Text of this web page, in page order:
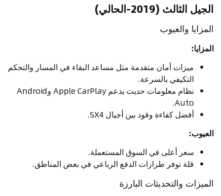
الجيل الثالث (2019-الحالي)
المزايا والعيوب
المزايا:
ميزات أمان متقدمة مثل مساعد البقاء في المسار والتحكم
التكيفي بالسرعة.
نظام معلومات حديث يدعم Apple CarPlay وAndroid
Auto.
أفضل كفاءة وقود بين أجيال SX4.
العيوب:
سعر أعلى في السوق المستعملة.
قلة توفر طرازات الدفع الرباعي في بعض المناطق.
الميزات والتحديثات البارزة